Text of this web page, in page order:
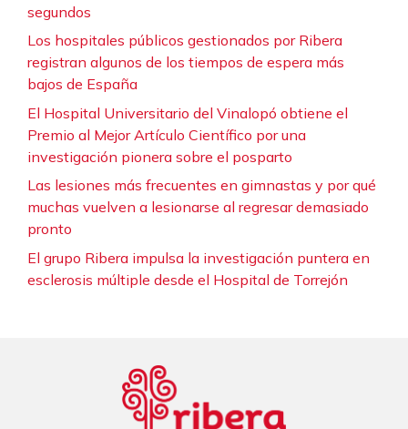
segundos
Los hospitales públicos gestionados por Ribera
registran algunos de los tiempos de espera más
bajos de España
El Hospital Universitario del Vinalopó obtiene el
Premio al Mejor Artículo Científico por una
investigación pionera sobre el posparto
Las lesiones más frecuentes en gimnastas y por qué
muchas vuelven a lesionarse al regresar demasiado
pronto
El grupo Ribera impulsa la investigación puntera en
esclerosis múltiple desde el Hospital de Torrejón